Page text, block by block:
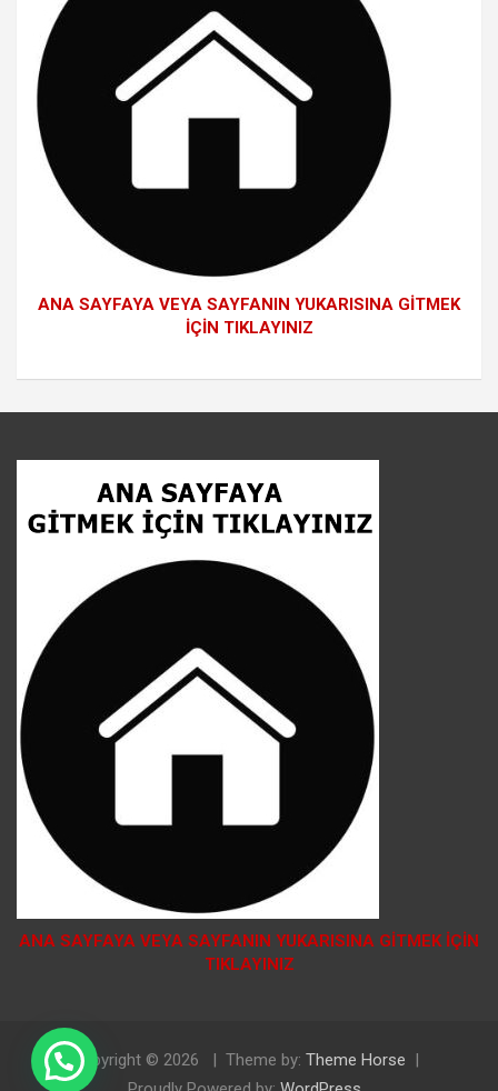
ANA SAYFAYA VEYA SAYFANIN YUKARISINA GİTMEK
İÇİN TIKLAYINIZ
ANA SAYFAYA VEYA SAYFANIN YUKARISINA GİTMEK İÇİN
TIKLAYINIZ
Copyright © 2026 Theme by: Theme Horse